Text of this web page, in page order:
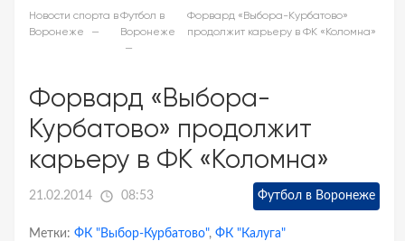
Новости спорта в
Воронеже
Футбол в
Воронеже
Форвард «Выбора-Курбатово»
продолжит карьеру в ФК «Коломна»
Форвард «Выбора-
Курбатово» продолжит
карьеру в ФК «Коломна»
21.02.2014 08:53 Футбол в Воронеже
Метки: ФК "Выбор-Курбатово", ФК "Калуга"